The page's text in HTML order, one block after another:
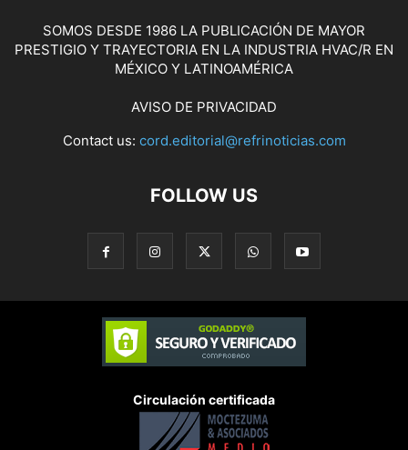
SOMOS DESDE 1986 LA PUBLICACIÓN DE MAYOR
PRESTIGIO Y TRAYECTORIA EN LA INDUSTRIA HVAC/R EN
MÉXICO Y LATINOAMÉRICA
AVISO DE PRIVACIDAD
Contact us: cord.editorial@refrinoticias.com
FOLLOW US
Circulación certificada